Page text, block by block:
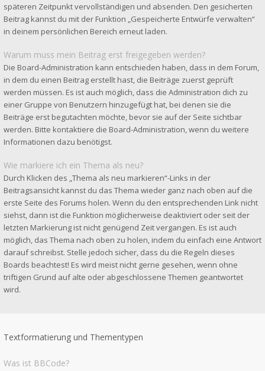
späteren Zeitpunkt vervollständigen und absenden. Den gesicherten
Beitrag kannst du mit der Funktion „Gespeicherte Entwürfe verwalten“
in deinem persönlichen Bereich erneut laden.
Warum muss mein Beitrag erst freigegeben werden?
Die Board-Administration kann entschieden haben, dass in dem Forum,
in dem du einen Beitrag erstellt hast, die Beiträge zuerst geprüft
werden müssen. Es ist auch möglich, dass die Administration dich zu
einer Gruppe von Benutzern hinzugefügt hat, bei denen sie die
Beiträge erst begutachten möchte, bevor sie auf der Seite sichtbar
werden. Bitte kontaktiere die Board-Administration, wenn du weitere
Informationen dazu benötigst.
Wie markiere ich ein Thema als neu?
Durch Klicken des „Thema als neu markieren“-Links in der
Beitragsansicht kannst du das Thema wieder ganz nach oben auf die
erste Seite des Forums holen. Wenn du den entsprechenden Link nicht
siehst, dann ist die Funktion möglicherweise deaktiviert oder seit der
letzten Markierung ist nicht genügend Zeit vergangen. Es ist auch
möglich, das Thema nach oben zu holen, indem du einfach eine Antwort
darauf schreibst. Stelle jedoch sicher, dass du die Regeln dieses
Boards beachtest! Es wird meist nicht gerne gesehen, wenn ohne
triftigen Grund auf alte oder abgeschlossene Themen geantwortet
wird.
Textformatierung und Thementypen
Was ist BBCode?